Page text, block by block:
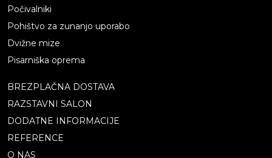
Počivalniki
Pohištvo za zunanjo uporabo
Dvižne mize
Pisarniška oprema
BREZPLAČNA DOSTAVA
RAZSTAVNI SALON
DODATNE INFORMACIJE
REFERENCE
O NAS